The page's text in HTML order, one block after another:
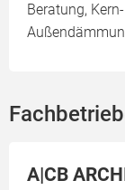
Beratung,
A|CB